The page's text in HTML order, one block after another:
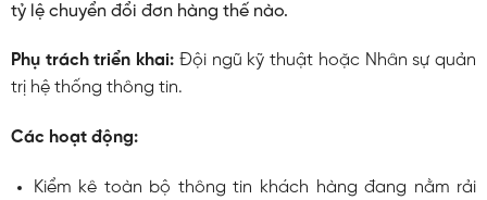
tỷ lệ chuyển đổi đơn hàng thế nào.
Phụ trách triển khai: Đội ngũ kỹ thuật hoặc Nhân sự quản
trị hệ thống thông tin.
Các hoạt động:
Kiểm kê toàn bộ thông tin khách hàng đang nằm rải